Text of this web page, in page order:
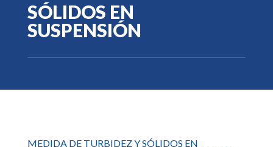
SÓLIDOS EN
SUSPENSIÓN
MEDIDA DE TURBIDEZ Y SÓLIDOS EN